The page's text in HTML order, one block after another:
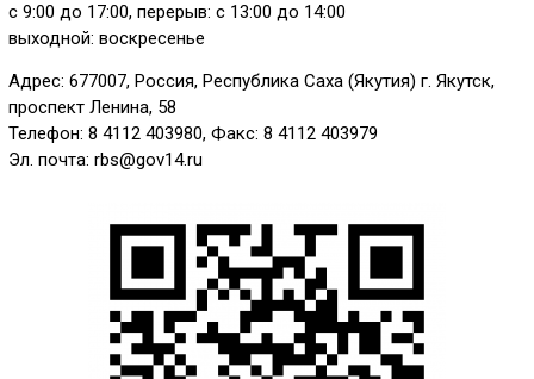
с 9:00 до 17:00, перерыв: с 13:00 до 14:00
выходной: воскресенье
Адрес: 677007, Россия, Республика Саха (Якутия) г. Якутск,
проспект Ленина, 58
Телефон: 8 4112 403980, Факс: 8 4112 403979
Эл. почта: rbs@gov14.ru